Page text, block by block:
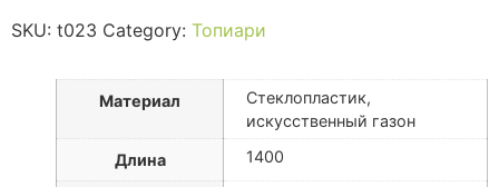
SKU: t023 Category: Топиари
Материал
Стеклопластик,
искусственный газон
Длина 1400